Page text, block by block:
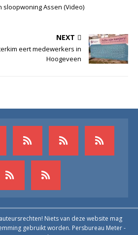
sloopwoning Assen (Video)
NEXT
eert medewerkers in
Hoogeveen
Niets van deze website mag
gebruikt worden. Persbureau Meter -